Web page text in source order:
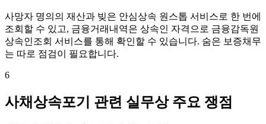
사망자 명의의 재산과 빚은 안심상속 원스톱 서비스로 한 번에
조회할 수 있고, 금융거래내역은 상속인 자격으로 금융감독원
상속인조회 서비스를 통해 확인할 수 있습니다. 숨은 보증채무
는 따로 점검이 필요합니다.
6
사채상속포기 관련 실무상 주요 쟁점